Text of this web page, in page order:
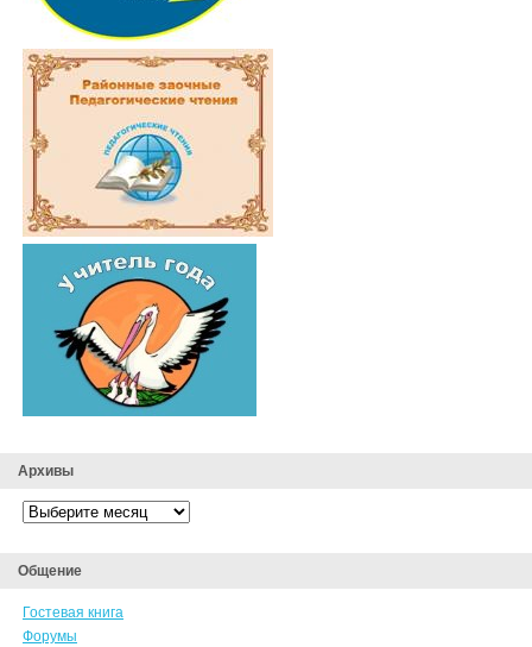
Архивы
Архивы
Общение
Гостевая книга
Форумы